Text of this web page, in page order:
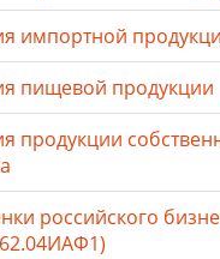
импортной
пищевой продукции
продукции
российского